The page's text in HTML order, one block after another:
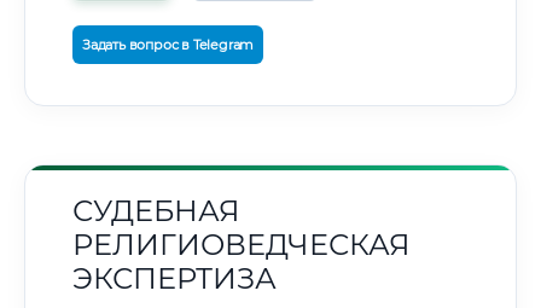
Задать вопрос в Telegram
СУДЕБНАЯ
РЕЛИГИОВЕДЧЕСКАЯ
ЭКСПЕРТИЗА